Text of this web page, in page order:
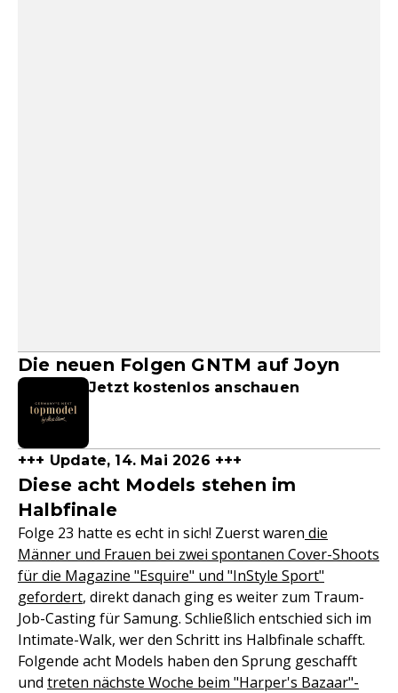
Die neuen Folgen GNTM auf Joyn
Jetzt kostenlos anschauen
+++ Update, 14. Mai 2026 +++
Diese acht Models stehen im
Halbfinale
Folge 23 hatte es echt in sich! Zuerst waren die
Männer und Frauen bei zwei spontanen Cover-Shoots
für die Magazine "Esquire" und "InStyle Sport"
gefordert, direkt danach ging es weiter zum Traum-
Job-Casting für Samung. Schließlich entschied sich im
Intimate-Walk, wer den Schritt ins Halbfinale schafft.
Folgende acht Models haben den Sprung geschafft
und treten nächste Woche beim "Harper's Bazaar"-